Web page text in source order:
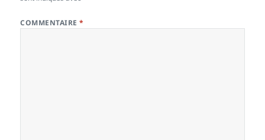
COMMENTAIRE*